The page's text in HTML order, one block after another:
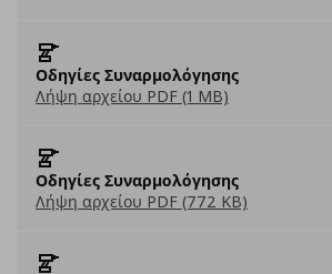
Οδηγίες Συναρμολόγησης
Λήψη αρχείου PDF (1 MB)
Οδηγίες Συναρμολόγησης
Λήψη αρχείου PDF (772 KB)